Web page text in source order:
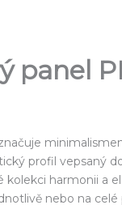
panel
profil vepsaný
kolekci harmonii a
nebo na celé